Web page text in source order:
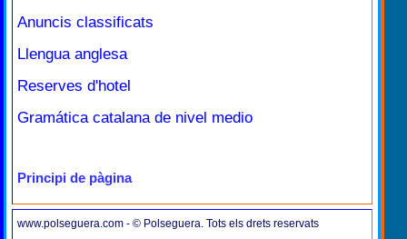
Anuncis classificats
Llengua anglesa
Reserves d'hotel
Gramática catalana de nivel medio
Principi de pàgina
www.polseguera.com - © Polseguera. Tots els drets reservats